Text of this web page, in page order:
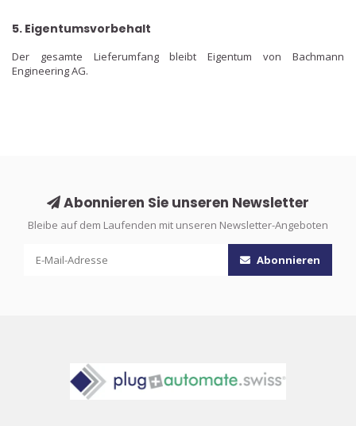
5. Eigentumsvorbehalt
Der gesamte Lieferumfang bleibt Eigentum von Bachmann
Engineering AG.
Abonnieren Sie unseren Newsletter
Bleibe auf dem Laufenden mit unseren Newsletter-Angeboten
Abonnieren